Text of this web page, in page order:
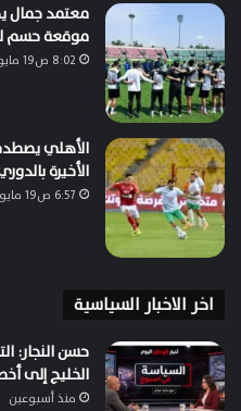
معتمد جمال
موقعة حسم
8:02 ص19 مايو، 2026
الأهلي
الأخيرة
6:57 ص19 مايو، 2026
اخر الاخبار السياسية
حسن النجار:
الخليج إلى
منذ أسبوعين